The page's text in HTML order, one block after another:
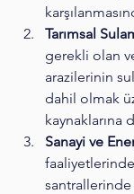
Tarımsal
gerekli olan
arazilerinin
dahil olmak
kaynaklarına
Sanayi ve